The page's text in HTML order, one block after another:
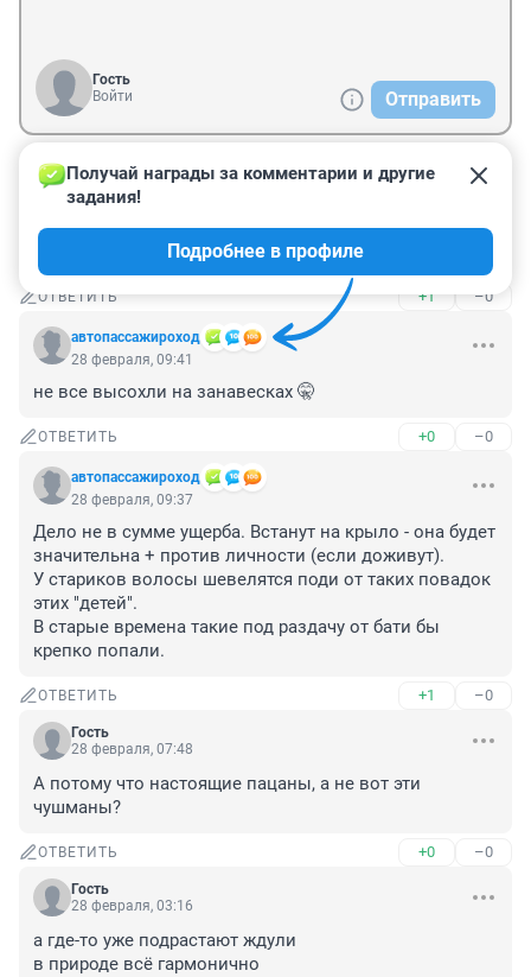
Гость
Войти
Отправить
Гость
28 февраля, 12:43
Ну что, мамаши, узнаёте своих отпрысков?! Или ваши
дитачки не такие?!
ОТВЕТИТЬ +1 –0
автопассажироход
Получай награды за комментарии и другие
задания!
Подробнее в профиле
28 февраля, 09:41
не все высохли на занавесках 🤫
ОТВЕТИТЬ +0 –0
автопассажироход
28 февраля, 09:37
Дело не в сумме ущерба. Встанут на крыло - она будет
значительна + против личности (если доживут).
У стариков волосы шевелятся поди от таких повадок
этих "детей".
В старые времена такие под раздачу от бати бы
крепко попали.
ОТВЕТИТЬ +1 –0
Гость
28 февраля, 07:48
А потому что настоящие пацаны, а не вот эти
чушманы?
ОТВЕТИТЬ +0 –0
Гость
28 февраля, 03:16
а где-то уже подрастают ждули
в природе всё гармонично